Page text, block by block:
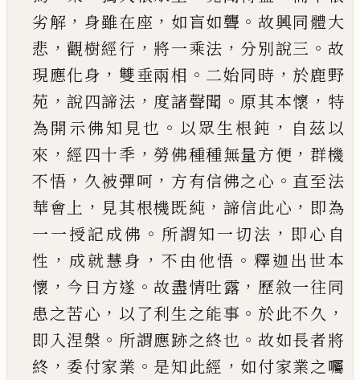
劣解 ， 身雖在座 ， 如盲如聾 。故興同體大
悲 ，觀樹經行 ， 將一乘法 ， 分別說三 。 故
現應化身 ， 雙垂兩相 。 二始同時 ， 於鹿野
苑 ，說四諦法 ， 度諸聲聞 。 原其本懷 ， 特
為開示佛知見也 。 以眾生根鈍 ， 自茲以
來 ， 經四十秊 ， 勞佛種種無量方便 ， 群機
不悟 ， 久被彈呵 ， 方有信佛之心 。 直至法
華會上 ， 見其根機既純 ， 諦信此心 ， 即為
一一授記成佛 。 所謂知一切法 ， 即心自
性 ， 成就慧身 ， 不由他悟 。 釋迦出世本
懷 ， 今日 方遂 。故盡情吐露 ， 歷敘一往同
患之苦心 ， 以了利生之能事 。 於此不久 ，
即入涅槃 。 所謂應跡之終也 。故如長者將
終 ， 委付家業 。 是知此經 ， 如付家業之囑